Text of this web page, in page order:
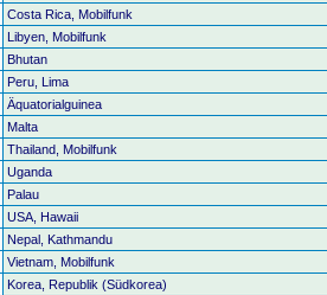
Costa Rica, Mobilfunk
Libyen, Mobilfunk
Bhutan
Peru, Lima
Äquatorialguinea
Malta
Thailand, Mobilfunk
Uganda
Palau
USA, Hawaii
Nepal, Kathmandu
Vietnam, Mobilfunk
Korea, Republik (Südkorea)